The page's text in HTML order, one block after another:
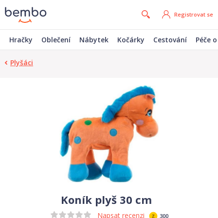
Registrovat se
Hračky Oblečení Nábytek Kočárky Cestování Péče
Plyšáci
Koník plyš 30 cm
Napsat recenzi 300